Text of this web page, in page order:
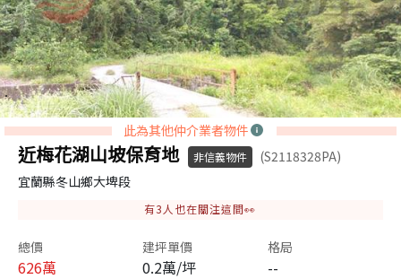
此為其他仲介業者物件
近梅花湖山坡保育地 非信義物件
(S2118328PA)
宜蘭縣冬山鄉大埤段
有3 人也在關注這間👀
總價
626萬
建坪單價
0.2萬/坪
格局
--